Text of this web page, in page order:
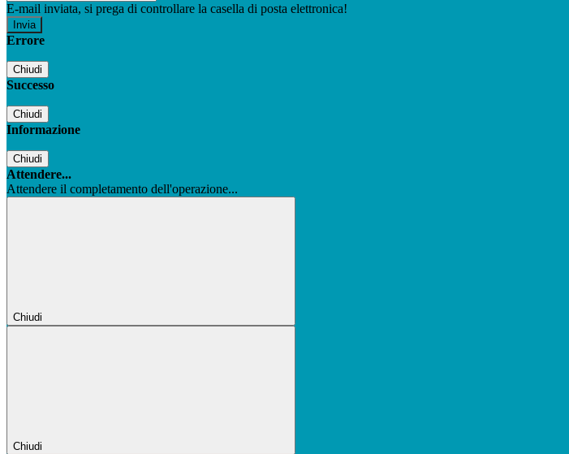
E-mail inviata, si prega di controllare la casella di posta elettronica!
Errore
Chiudi
Successo
Chiudi
Informazione
Chiudi
Attendere...
Attendere il completamento dell'operazione...
Chiudi
Chiudi